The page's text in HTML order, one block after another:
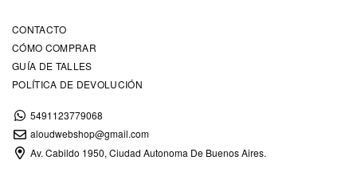
CONTACTO
CÓMO COMPRAR
GUÍA DE TALLES
POLÍTICA DE DEVOLUCIÓN
5491123779068
aloudwebshop@gmail.com
Av. Cabildo 1950, Ciudad Autonoma De Buenos Aires.